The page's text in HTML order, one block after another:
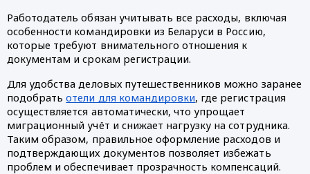
Работодатель обязан учитывать все расходы, включая
особенности командировки из Беларуси в Россию,
которые требуют внимательного отношения к
документам и срокам регистрации.
Для удобства деловых путешественников можно заранее
подобратьотели для командировки, где регистрация
осуществляется автоматически, что упрощает
миграционный учёт и снижает нагрузку на сотрудника.
Таким образом, правильное оформление расходов и
подтверждающих документов позволяет избежать
проблем и обеспечивает прозрачность компенсаций.